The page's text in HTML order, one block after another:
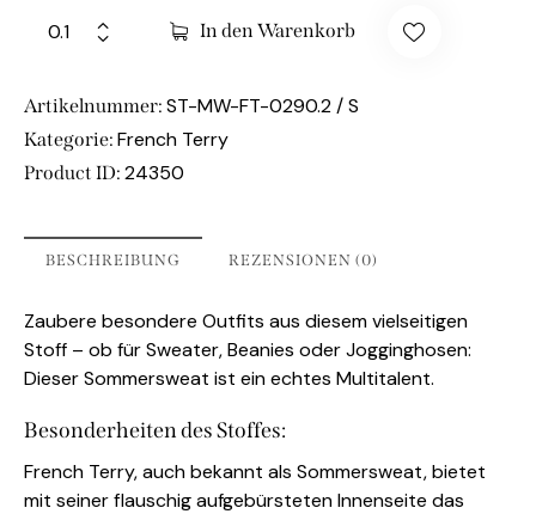
In den Warenkorb
Artikelnummer: ST-MW-FT-0290.2 / S
Kategorie: French Terry
Product ID: 24350
BESCHREIBUNG REZENSIONEN (0)
Zaubere besondere Outfits aus diesem vielseitigen
Stoff – ob für Sweater, Beanies oder Jogginghosen:
Dieser Sommersweat ist ein echtes Multitalent.
Besonderheiten des Stoffes:
French Terry, auch bekannt als Sommersweat, bietet
mit seiner flauschig aufgebürsteten Innenseite das